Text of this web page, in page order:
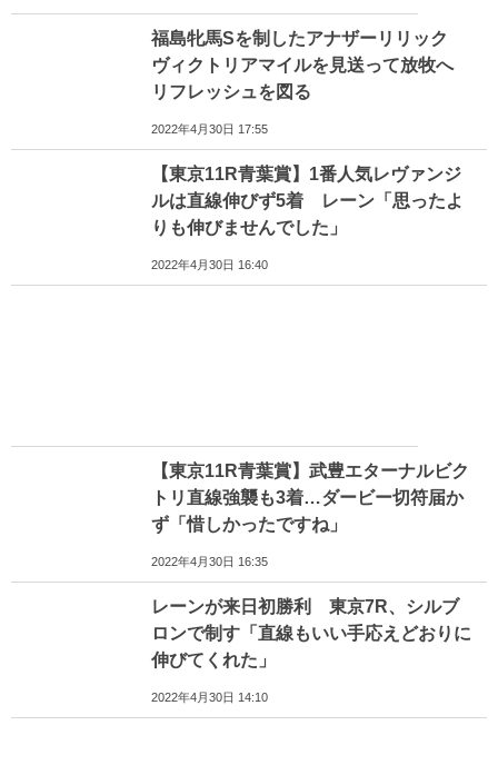
福島牝馬Sを制したアナザーリリック
ヴィクトリアマイルを見送って放牧へ
リフレッシュを図る
2022年4月30日 17:55
【東京11R青葉賞】1番人気レヴァンジ
ルは直線伸びず5着 レーン「思ったよ
りも伸びませんでした」
2022年4月30日 16:40
【東京11R青葉賞】武豊エターナルビク
トリ直線強襲も3着…ダービー切符届か
ず「惜しかったですね」
2022年4月30日 16:35
レーンが来日初勝利 東京7R、シルブ
ロンで制す「直線もいい手応えどおりに
伸びてくれた」
2022年4月30日 14:10